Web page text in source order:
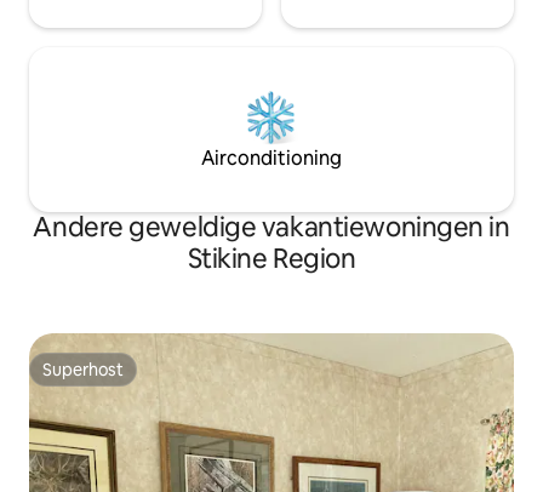
Airconditioning
Andere geweldige vakantiewoningen in
Stikine Region
Superhost
Superhost